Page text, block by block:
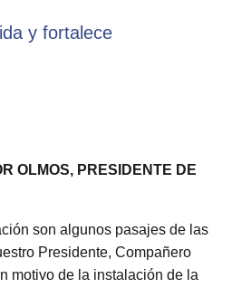
y fortalece
OLMOS, PRESIDENTE DE
son algunos pasajes de las
Presidente, Compañero
motivo de la instalación de la